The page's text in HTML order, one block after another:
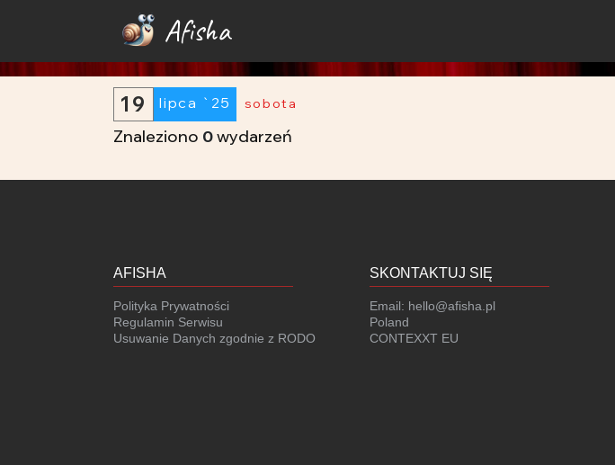
Afisha
sobota
lipca `25
19
Znaleziono 0wydarzeń
AFISHA
Polityka Prywatności
Regulamin Serwisu
Usuwanie Danych zgodnie z RODO
SKONTAKTUJ SIĘ
Email: hello@afisha.pl
Poland
CONTEXXT EU